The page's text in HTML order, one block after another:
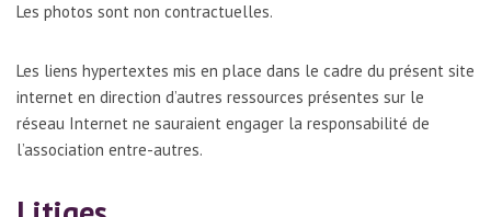
Les photos sont non contractuelles.
Les liens hypertextes mis en place dans le cadre du présent site
internet en direction d’autres ressources présentes sur le
réseau Internet ne sauraient engager la responsabilité de
l’association entre-autres.